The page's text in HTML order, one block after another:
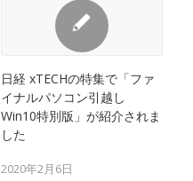
日経 xTECHの特集で「ファ
イナルパソコン引越し
Win10特別版」が紹介されま
した
2020年2月6日